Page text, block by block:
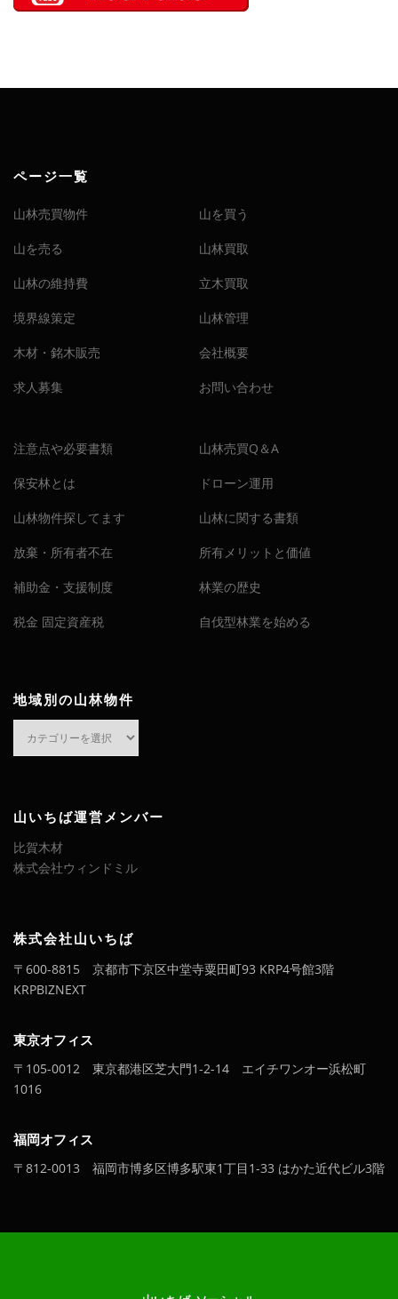
ページ一覧
山林売買物件 山を買う
山を売る 山林買取
山林の維持費 立木買取
境界線策定 山林管理
木材・銘木販売 会社概要
求人募集 お問い合わせ
注意点や必要書類 山林売買Q＆A
保安林とは ドローン運用
山林物件探してます 山林に関する書類
放棄・所有者不在 所有メリットと価値
補助金・支援制度 林業の歴史
税金 固定資産税 自伐型林業を始める
地域別の山林物件
山
物
件
山いちば運営メンバー
比賀木材
株式会社ウィンドミル
株式会社山いちば
〒600-8815 京都市下京区中堂寺粟田町93 KRP4号館3階
KRPBIZNEXT
東京オフィス
〒105-0012 東京都港区芝大門1-2-14 エイチワンオー浜松町
1016
福岡オフィス
〒812-0013 福岡市博多区博多駅東1丁目1-33 はかた近代ビル3階